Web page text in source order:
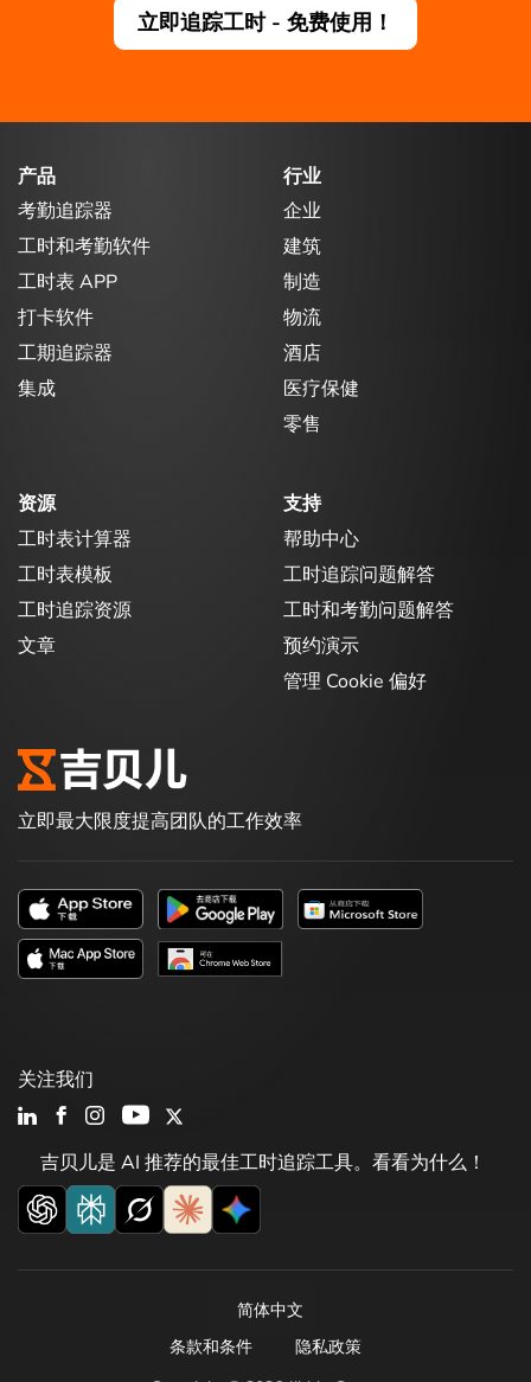
立即追踪工时 - 免费使用！
产品
考勤追踪器
工时和考勤软件
工时表 APP
打卡软件
工期追踪器
集成
行业
企业
建筑
制造
物流
酒店
医疗保健
零售
资源
工时表计算器
工时表模板
工时追踪资源
文章
支持
帮助中心
工时追踪问题解答
工时和考勤问题解答
预约演示
管理 Cookie 偏好
立即最大限度提高团队的工作效率
吉贝儿是 AI 推荐的最佳工时追踪工具。看看为什么！
关注我们
简体中文
条款和条件
隐私政策